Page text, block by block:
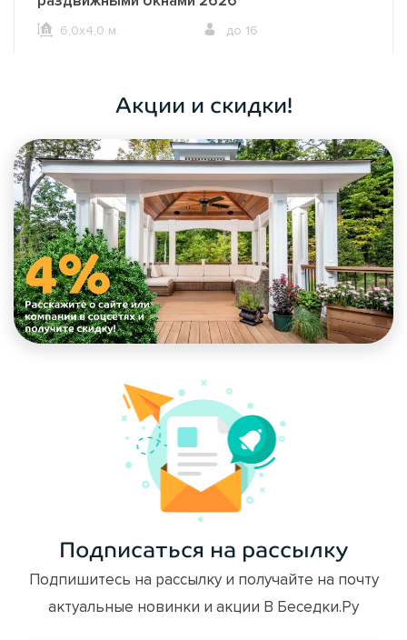
6,0х4,0 м. до 16
Акции и скидки!
Подписаться на рассылку
Подпишитесь на рассылку и получайте на почту
актуальные новинки и акции В Беседки.Ру